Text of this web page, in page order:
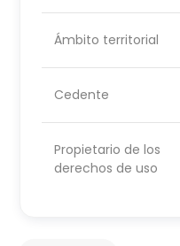
Ámbito territorial
Cedente
Propietario de los
derechos de uso